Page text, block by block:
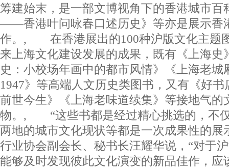
筹建始末，是一部文博视角下的香港城市百
——香港叶问咏春口述历史》等亦是展示香
作。, 在香港展出的100种沪版文化主题
来上海文化建设发展的成果，既有《上海史
史：小校场年画中的都市风情》《上海老
1947》等高端人文历史类图书，又有《好
前世今生》《上海老味道续集》等接地气的
物。, “这些书都是经过精心挑选的，不
两地的城市文化现状等都是一次成果性的展
行业协会副会长、秘书长汪耀华说，“对于
能够及时发现彼此文化演变的新品佳作，应